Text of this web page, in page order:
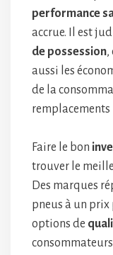
performance
accrue. Il est
de possession,
aussi les
de la
Faire le bon
trouver le
Des marques
pneus à un
options de